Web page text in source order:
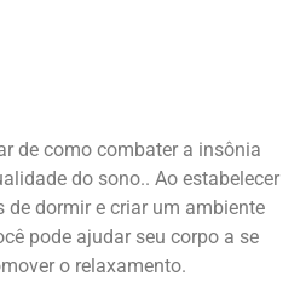
de como combater a insônia
do sono.. Ao estabelecer
de dormir e criar um ambiente
pode ajudar seu corpo a se
o relaxamento.